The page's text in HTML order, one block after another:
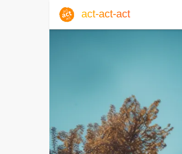
act-act-act
Fr, 07. August 2026 |